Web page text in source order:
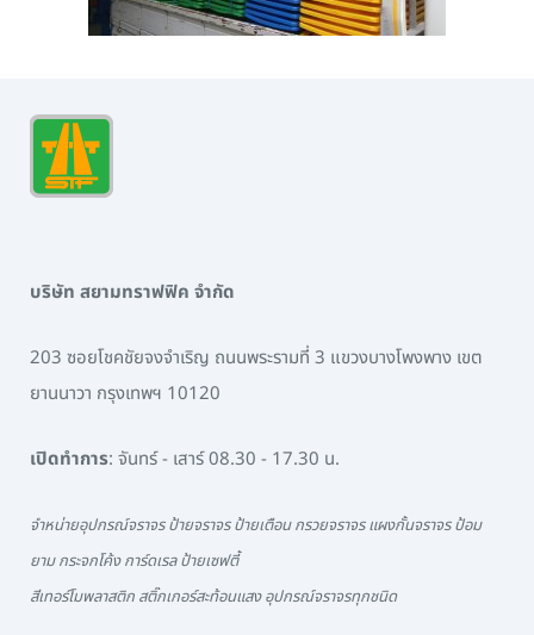
บริษัท สยามทราฟฟิค จำกัด
203 ซอยโชคชัยจงจำเริญ ถนนพระรามที่ 3 แขวงบางโพงพาง เขต
ยานนาวา กรุงเทพฯ 10120
เปิดทำการ: จันทร์ - เสาร์ 08.30 - 17.30 น.
จำหน่ายอุปกรณ์จราจร ป้ายจราจร ป้ายเตือน กรวยจราจร แผงกั้นจราจร ป้อม
ยาม กระจกโค้ง การ์ดเรล ป้ายเซฟตี้
สีเทอร์โมพลาสติก สติ๊กเกอร์สะท้อนแสง อุปกรณ์จราจรทุกชนิด